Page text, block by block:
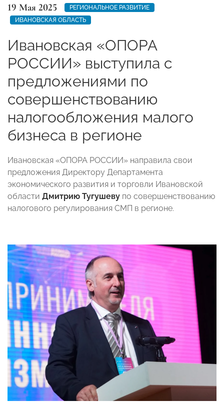
19 Мая 2025
РЕГИОНАЛЬНОЕ РАЗВИТИЕ
ИВАНОВСКАЯ ОБЛАСТЬ
Ивановская «ОПОРА
РОССИИ» выступила с
предложениями по
совершенствованию
налогообложения малого
бизнеса в регионе
Ивановская «ОПОРА РОССИИ» направила свои
предложения Директору Департамента
экономического развития и торговли Ивановской
области Дмитрию Тугушеву по совершенствованию
налогового регулирования СМП в регионе.